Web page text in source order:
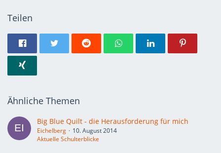
Teilen
Ähnliche Themen
Big Blue Quilt - die Herausforderung für mich
Eichelberg
10. August 2014
Aktuelle Schulterblicke